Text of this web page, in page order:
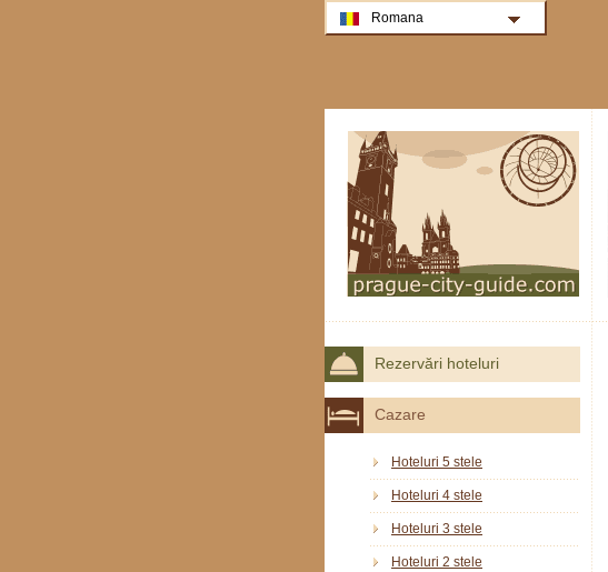
Rezervări hoteluri
Cazare
Hoteluri 5 stele
Hoteluri 4 stele
Hoteluri 3 stele
Hoteluri 2 stele
Romana